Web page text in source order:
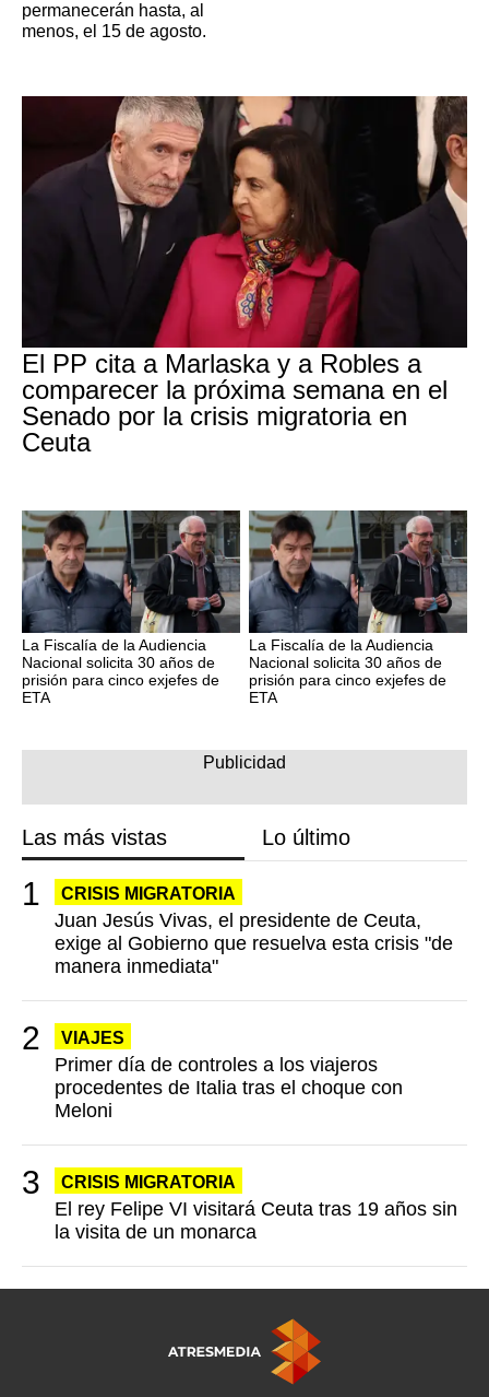
permanecerán hasta, al
menos, el 15 de agosto.
El PP cita a Marlaska y a Robles a
comparecer la próxima semana en el
Senado por la crisis migratoria en
Ceuta
La Fiscalía de la Audiencia
Nacional solicita 30 años de
prisión para cinco exjefes de
ETA
La Fiscalía de la Audiencia
Nacional solicita 30 años de
prisión para cinco exjefes de
ETA
Las más vistas Lo último
CRISIS MIGRATORIA
Juan Jesús Vivas, el presidente de Ceuta,
exige al Gobierno que resuelva esta crisis "de
manera inmediata"
VIAJES
Primer día de controles a los viajeros
procedentes de Italia tras el choque con
Meloni
CRISIS MIGRATORIA
El rey Felipe VI visitará Ceuta tras 19 años sin
la visita de un monarca